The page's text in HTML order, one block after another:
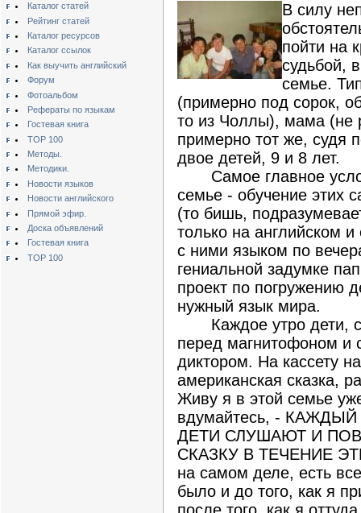
Каталог статей
Рейтинг статей
Каталог ресурсов
Каталог ссылок
Как выучить английский
Форум
Фотоальбом
Рефераты по языкам
Гостевая книга
TOP 100
Методы.
Методики.
Новости языков
Новости английского
Прямой эфир.
Доска объявлений
Гостевая книга
TOP 100
В силу
пойти на
судьбой,
семье.
(примерно под сорок,
то из Чоллы), мама (не
примерно тот же, судя
двое детей, 9 и 8 лет.
Самое главное
семье - обучение этих
(то бишь,
только на английском
с ними языком по
гениальной задумке
проект по погружению
нужный язык мира.
Каждое утро дети, с
перед магнитофоном и
диктором. На кассету
американская сказка,
Живу я в этой семье
вдумайтесь, -
ДЕТИ СЛУШАЮТ И
СКАЗКУ В ТЕЧЕНИЕ
на самом деле, есть
было и до того, как я